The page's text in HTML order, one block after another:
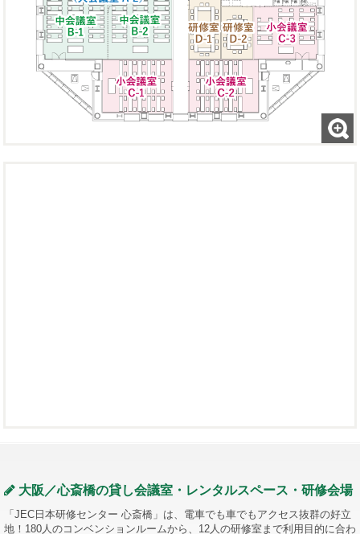
大阪／心斎橋の貸し会議室・レンタルスペース・研修会場
「JEC日本研修センター 心斎橋」は、電車でも車でもアクセス抜群の好立
地！180人のコンベンションルームから、12人の研修室まで利用目的に合わ